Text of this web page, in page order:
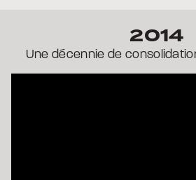
2014
Une décennie de